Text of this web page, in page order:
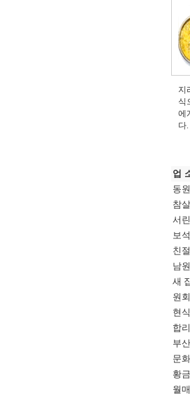
지
식
에
다.
업
동
참
서
보
친
남
새
원
현
합
부
문
황
월